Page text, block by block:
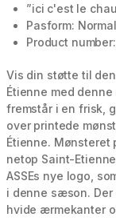
”ici c'est le
Pasform: Normal
Product
Vis din støtte til
Étienne med
fremstår i en frisk,
over printede
Étienne. Mønsteret
netop Saint-
ASSEs nye logo,
i denne sæson. Der
hvide ærmekanter